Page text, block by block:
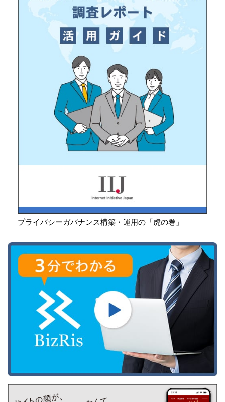
プライバシーガバナンス構築・運用の「虎の巻」